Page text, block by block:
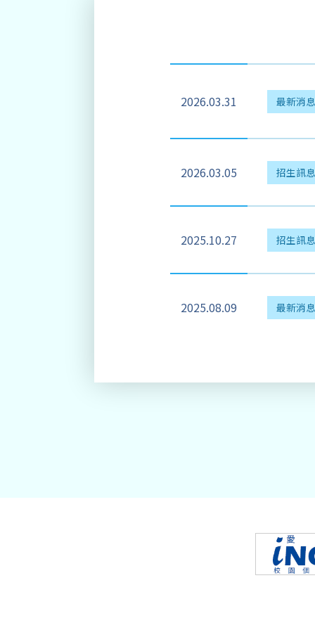
2026.03.31 最新消息
2026.03.05 招生訊息
2025.10.27 招生訊息
2025.08.09 最新消息